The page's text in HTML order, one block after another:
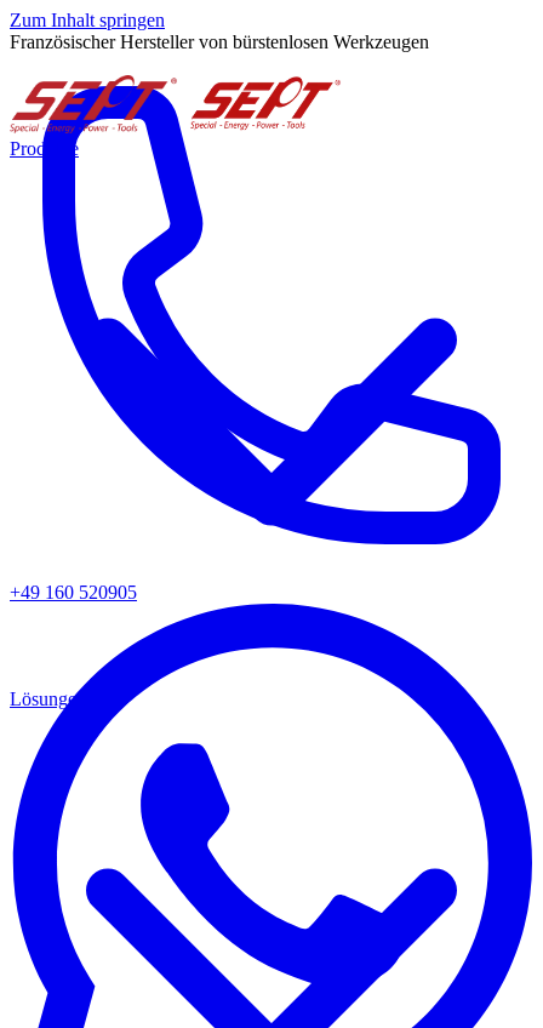
Zum Inhalt springen
Französischer Hersteller von bürstenlosen Werkzeugen
+49 160 520905
Produkte
Lösungen